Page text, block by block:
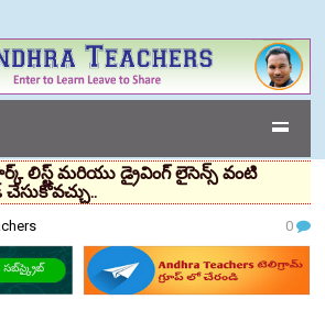
మరియు డ్రైవింగ్ లైసెన్స్ వంటి
0